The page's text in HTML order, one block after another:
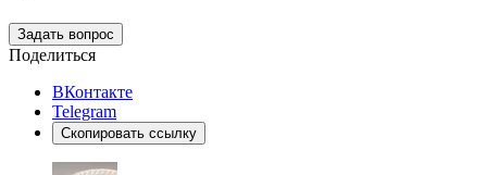
Задать вопрос
Поделиться
ВКонтакте
Telegram
Скопировать ссылку